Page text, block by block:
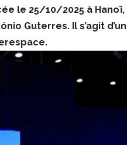
le 25/10/2025 à
Guterres. Il s’agit